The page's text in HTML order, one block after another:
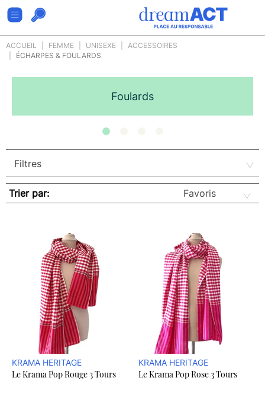
ACCUEIL FEMME UNISEXE
ACCESSOIRES
ÉCHARPES & FOULARDS
Foulards
Trier par:
KRAMA HERITAGE
Le Krama Pop Rouge 3 Tours
KRAMA HERITAGE
Le Krama Pop Rose 3 Tours